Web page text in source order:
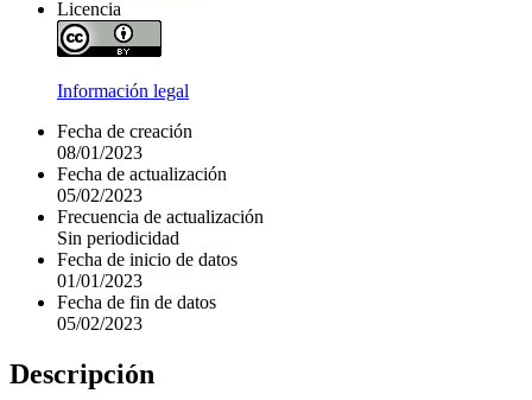
Licencia
Información legal
Fecha de creación
08/01/2023
Fecha de actualización
05/02/2023
Frecuencia de actualización
Sin periodicidad
Fecha de inicio de datos
01/01/2023
Fecha de fin de datos
05/02/2023
Descripción